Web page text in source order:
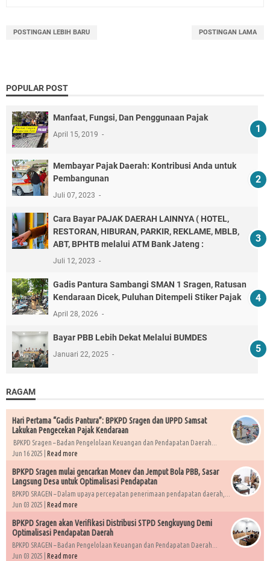
POSTINGAN LEBIH BARU POSTINGAN LAMA
POPULAR POST
Manfaat, Fungsi, Dan Penggunaan Pajak
April 15, 2019
Membayar Pajak Daerah: Kontribusi Anda untuk
Pembangunan
Juli 07, 2023
Cara Bayar PAJAK DAERAH LAINNYA ( HOTEL,
RESTORAN, HIBURAN, PARKIR, REKLAME, MBLB,
ABT, BPHTB melalui ATM Bank Jateng :
Juli 12, 2023
Gadis Pantura Sambangi SMAN 1 Sragen, Ratusan
Kendaraan Dicek, Puluhan Ditempeli Stiker Pajak
April 28, 2026
Bayar PBB Lebih Dekat Melalui BUMDES
Januari 22, 2025
RAGAM
Hari Pertama “Gadis Pantura”: BPKPD Sragen dan UPPD Samsat
Lakukan Pengecekan Pajak Kendaraan
BPKPD Sragen – Badan Pengelolaan Keuangan dan Pendapatan Daerah...
Jun 16 2025 | Read more
BPKPD Sragen mulai gencarkan Monev dan Jemput Bola PBB, Sasar
Langsung Desa untuk Optimalisasi Pendapatan
BPKPD SRAGEN – Dalam upaya percepatan penerimaan pendapatan daerah,...
Jun 03 2025 | Read more
BPKPD Sragen akan Verifikasi Distribusi STPD Sengkuyung Demi
Optimalisasi Pendapatan Daerah
BPKPD SRAGEN – Badan Pengelolaan Keuangan dan Pendapatan Daerah...
Jun 03 2025 | Read more